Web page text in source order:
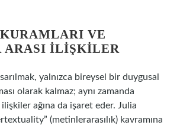
VE
ARASI İLIŞKILER
yalnızca bireysel bir duygusal
olarak kalmaz; aynı zamanda
ağına da işaret eder. Julia
(metinlerarasılık) kavramına